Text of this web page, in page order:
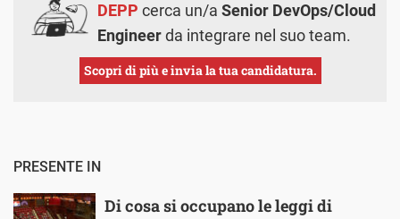
DEPP cerca un/a Senior DevOps/Cloud
Engineerda integrare nel suo team.
Scopri di più e invia la tua candidatura.
PRESENTE IN
Di cosa si occupano le leggi di